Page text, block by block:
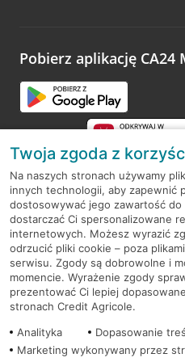
opinie.
Pobierz aplikację CA24
RODO
Regulamin serwisu
Mapa serwisu
PolitykaCookies
Twoja zgoda z
Na naszych stronach używamy
innych technologii, aby zapewnić
dostosowywać jego zawartość
dostarczać Ci spersonalizowane
internetowych. Możesz wyrazić
odrzucić pliki cookie – poza
serwisu. Zgody są dobrowolne i
momencie. Wyrażenie zgody
prezentować Ci lepiej
stronach Credit Agricole.
Analityka
Dopasowanie
Marketing wykonywany przez